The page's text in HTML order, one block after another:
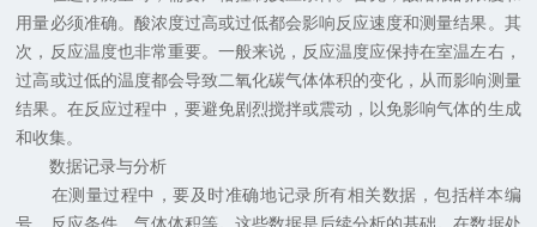
用量必须准确。酸浓度过高或过低都会影响反应速度和测量结果。其
次，反应温度也非常重要。一般来说，反应温度应保持在室温左右，
过高或过低的温度都会导致二氧化碳气体体积的变化，从而影响测量
结果。在反应过程中，要避免剧烈搅拌或震动，以免影响气体的生成
和收集。
数据记录与分析
在测量过程中，要及时准确地记录所有相关数据，包括样本编